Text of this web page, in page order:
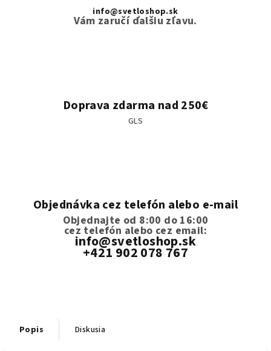
info@svetloshop.sk
Vám zaručí ďalšiu zľavu.
Doprava zdarma nad 250€
GLS
Objednávka cez telefón alebo e-mail
Objednajte od 8:00 do 16:00
cez telefón alebo cez email:
info@svetloshop.sk
+421 902 078 767
Popis Diskusia